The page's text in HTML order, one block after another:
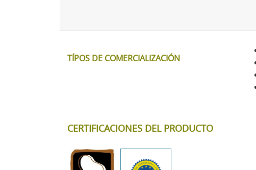
TÍPOS DE COMERCIALIZACIÓN
CERTIFICACIONES DEL PRODUCTO